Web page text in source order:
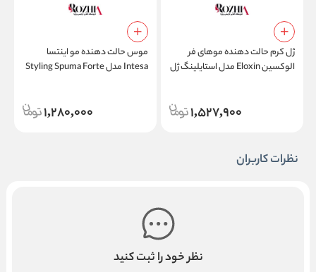
ژل کرم حالت دهنده موهای فر
الوکسین Eloxin مدل استایلینگ ژل
1,527,900
موس حالت دهنده مو اینتسا
Intesa مدل Styling Spuma Forte
1,280,000
نظرات کاربران
نظر خود را ثبت کنید